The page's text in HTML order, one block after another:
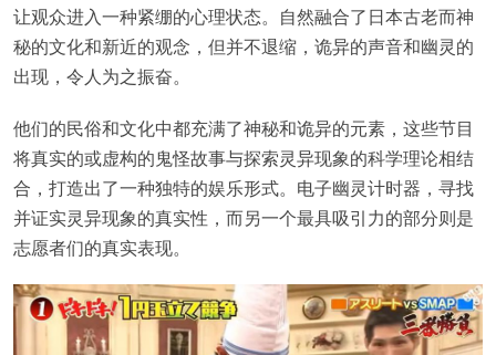
让观众进入一种紧绷的心理状态。自然融合了日本古老而神
秘的文化和新近的观念，但并不退缩，诡异的声音和幽灵的
出现，令人为之振奋。
他们的民俗和文化中都充满了神秘和诡异的元素，这些节目
将真实的或虚构的鬼怪故事与探索灵异现象的科学理论相结
合，打造出了一种独特的娱乐形式。电子幽灵计时器，寻找
并证实灵异现象的真实性，而另一个最具吸引力的部分则是
志愿者们的真实表现。